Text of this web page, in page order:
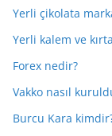
Yerli çikolata
Yerli kalem ve
Forex nedir?
Vakko nasıl
Burcu Kara